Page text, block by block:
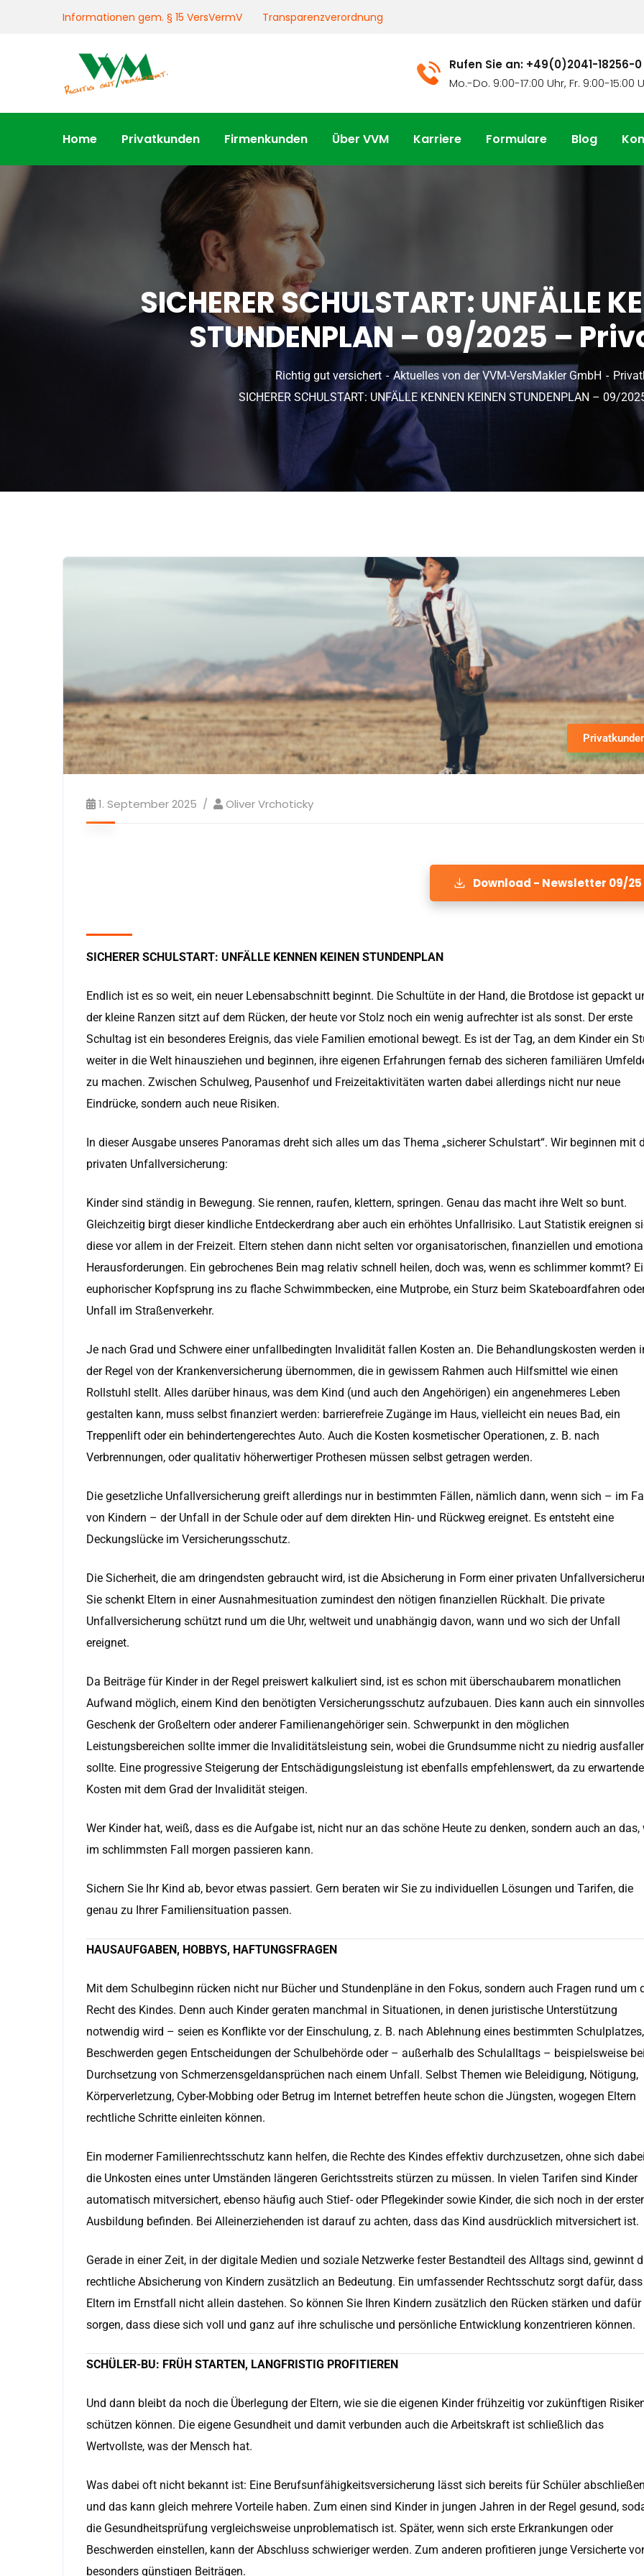
Informationen gem. § 15 VersVermV Transparenzverordnung
Rufen Sie an: +49(0)2041-18256-0
Mo.-Do. 9:00-17:00 Uhr, Fr. 9:00-15:00
Home Privatkunden Firmenkunden Über VVM Karriere Formulare Blog
SICHERER SCHULSTART: UNFÄLLE
STUNDENPLAN – 09/2025 –
Richtig gut versichert Aktuelles von der VVM-VersMakler GmbH
SICHERER SCHULSTART: UNFÄLLE KENNEN KEINEN STUNDENPLAN – 09/
1. September 2025 Oliver Vrchoticky
Download - Newsletter 09/25
SICHERER SCHULSTART: UNFÄLLE KENNEN KEINEN STUNDENPLAN
Endlich ist es so weit, ein neuer Lebensabschnitt beginnt. Die Schultüte in der Hand, die Brotdose ist gepackt
der kleine Ranzen sitzt auf dem Rücken, der heute vor Stolz noch ein wenig aufrechter ist als sonst. Der erste
Schultag ist ein besonderes Ereignis, das viele Familien emotional bewegt. Es ist der Tag, an dem Kinder ein
weiter in die Welt hinausziehen und beginnen, ihre eigenen Erfahrungen fernab des sicheren familiären
zu machen. Zwischen Schulweg, Pausenhof und Freizeitaktivitäten warten dabei allerdings nicht nur neue
Eindrücke, sondern auch neue Risiken.
In dieser Ausgabe unseres Panoramas dreht sich alles um das Thema „sicherer Schulstart“. Wir beginnen mit
privaten Unfallversicherung:
Kinder sind ständig in Bewegung. Sie rennen, raufen, klettern, springen. Genau das macht ihre Welt so bunt.
Gleichzeitig birgt dieser kindliche Entdeckerdrang aber auch ein erhöhtes Unfallrisiko. Laut Statistik ereignen
diese vor allem in der Freizeit. Eltern stehen dann nicht selten vor organisatorischen, finanziellen und
Herausforderungen. Ein gebrochenes Bein mag relativ schnell heilen, doch was, wenn es schlimmer kommt?
euphorischer Kopfsprung ins zu flache Schwimmbecken, eine Mutprobe, ein Sturz beim Skateboardfahren
Unfall im Straßenverkehr.
Je nach Grad und Schwere einer unfallbedingten Invalidität fallen Kosten an. Die Behandlungskosten werden
der Regel von der Krankenversicherung übernommen, die in gewissem Rahmen auch Hilfsmittel wie einen
Rollstuhl stellt. Alles darüber hinaus, was dem Kind (und auch den Angehörigen) ein angenehmeres Leben
gestalten kann, muss selbst finanziert werden: barrierefreie Zugänge im Haus, vielleicht ein neues Bad, ein
Treppenlift oder ein behindertengerechtes Auto. Auch die Kosten kosmetischer Operationen, z. B. nach
Verbrennungen, oder qualitativ höherwertiger Prothesen müssen selbst getragen werden.
Die gesetzliche Unfallversicherung greift allerdings nur in bestimmten Fällen, nämlich dann, wenn sich – im
von Kindern – der Unfall in der Schule oder auf dem direkten Hin- und Rückweg ereignet. Es entsteht eine
Deckungslücke im Versicherungsschutz.
Die Sicherheit, die am dringendsten gebraucht wird, ist die Absicherung in Form einer privaten
Sie schenkt Eltern in einer Ausnahmesituation zumindest den nötigen finanziellen Rückhalt. Die private
Unfallversicherung schützt rund um die Uhr, weltweit und unabhängig davon, wann und wo sich der Unfall
ereignet.
Da Beiträge für Kinder in der Regel preiswert kalkuliert sind, ist es schon mit überschaubarem monatlichen
Aufwand möglich, einem Kind den benötigten Versicherungsschutz aufzubauen. Dies kann auch ein sinnvolles
Geschenk der Großeltern oder anderer Familienangehöriger sein. Schwerpunkt in den möglichen
Leistungsbereichen sollte immer die Invaliditätsleistung sein, wobei die Grundsumme nicht zu niedrig
sollte. Eine progressive Steigerung der Entschädigungsleistung ist ebenfalls empfehlenswert, da zu erwartende
Kosten mit dem Grad der Invalidität steigen.
Wer Kinder hat, weiß, dass es die Aufgabe ist, nicht nur an das schöne Heute zu denken, sondern auch an das,
im schlimmsten Fall morgen passieren kann.
Sichern Sie Ihr Kind ab, bevor etwas passiert. Gern beraten wir Sie zu individuellen Lösungen und Tarifen, die
genau zu Ihrer Familiensituation passen.
HAUSAUFGABEN, HOBBYS, HAFTUNGSFRAGEN
Mit dem Schulbeginn rücken nicht nur Bücher und Stundenpläne in den Fokus, sondern auch Fragen rund um
Recht des Kindes. Denn auch Kinder geraten manchmal in Situationen, in denen juristische Unterstützung
notwendig wird – seien es Konflikte vor der Einschulung, z. B. nach Ablehnung eines bestimmten Schulplatzes,
Beschwerden gegen Entscheidungen der Schulbehörde oder – außerhalb des Schulalltags – beispielsweise
Durchsetzung von Schmerzensgeldansprüchen nach einem Unfall. Selbst Themen wie Beleidigung, Nötigung,
Körperverletzung, Cyber-Mobbing oder Betrug im Internet betreffen heute schon die Jüngsten, wogegen Eltern
rechtliche Schritte einleiten können.
Ein moderner Familienrechtsschutz kann helfen, die Rechte des Kindes effektiv durchzusetzen, ohne sich
die Unkosten eines unter Umständen längeren Gerichtsstreits stürzen zu müssen. In vielen Tarifen sind Kinder
automatisch mitversichert, ebenso häufig auch Stief- oder Pflegekinder sowie Kinder, die sich noch in der
Ausbildung befinden. Bei Alleinerziehenden ist darauf zu achten, dass das Kind ausdrücklich mitversichert ist.
Gerade in einer Zeit, in der digitale Medien und soziale Netzwerke fester Bestandteil des Alltags sind, gewinnt
rechtliche Absicherung von Kindern zusätzlich an Bedeutung. Ein umfassender Rechtsschutz sorgt dafür, dass
Eltern im Ernstfall nicht allein dastehen. So können Sie Ihren Kindern zusätzlich den Rücken stärken und dafür
sorgen, dass diese sich voll und ganz auf ihre schulische und persönliche Entwicklung konzentrieren können.
SCHÜLER-BU: FRÜH STARTEN, LANGFRISTIG PROFITIEREN
Und dann bleibt da noch die Überlegung der Eltern, wie sie die eigenen Kinder frühzeitig vor zukünftigen
schützen können. Die eigene Gesundheit und damit verbunden auch die Arbeitskraft ist schließlich das
Wertvollste, was der Mensch hat.
Was dabei oft nicht bekannt ist: Eine Berufsunfähigkeitsversicherung lässt sich bereits für Schüler
und das kann gleich mehrere Vorteile haben. Zum einen sind Kinder in jungen Jahren in der Regel gesund,
die Gesundheitsprüfung vergleichsweise unproblematisch ist. Später, wenn sich erste Erkrankungen oder
Beschwerden einstellen, kann der Abschluss schwieriger werden. Zum anderen profitieren junge Versicherte
besonders günstigen Beiträgen.